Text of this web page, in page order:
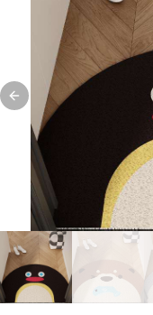
Previous slide